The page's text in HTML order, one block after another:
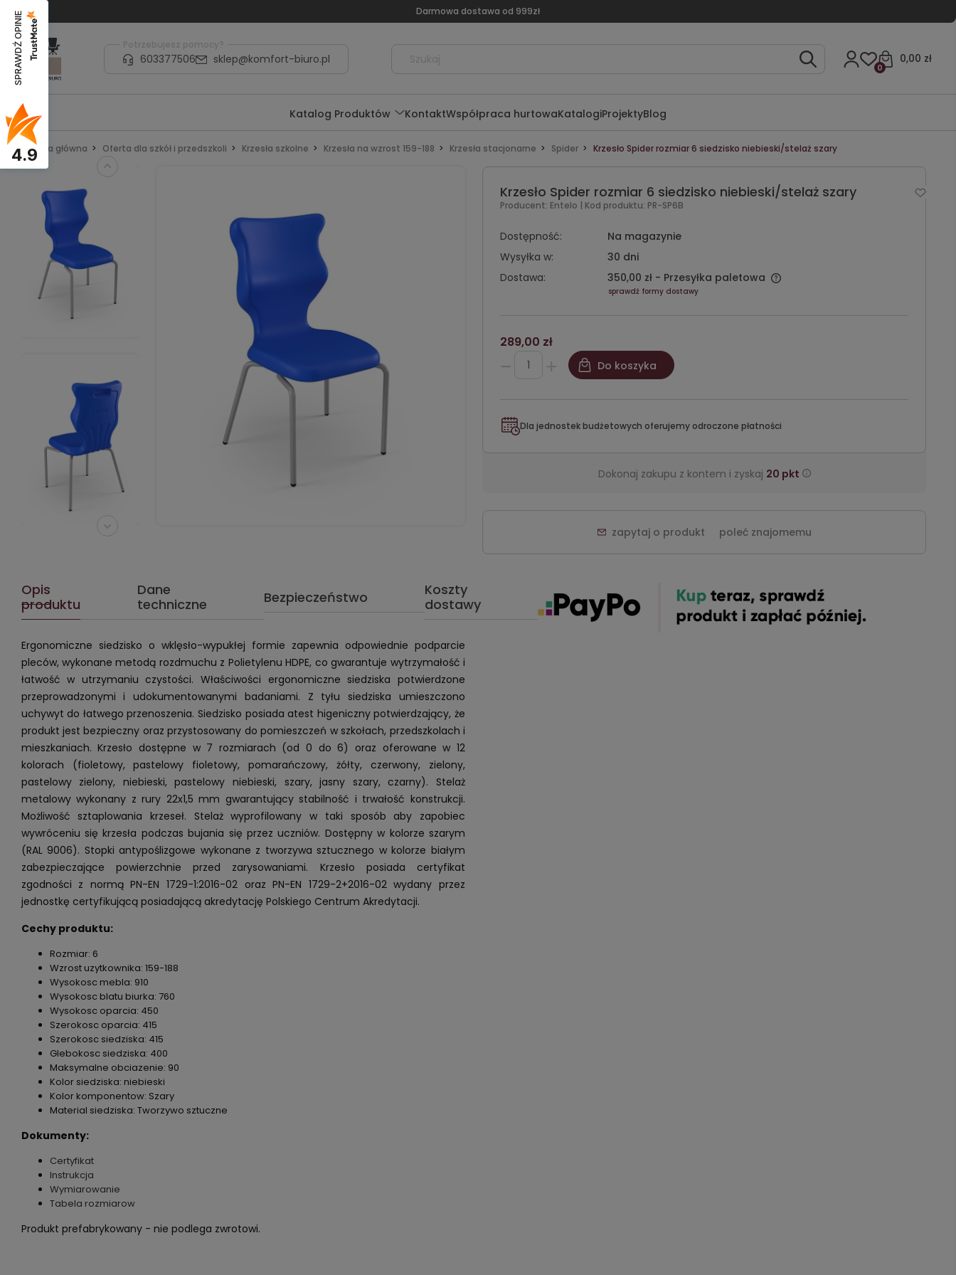
Darmowa dostawa od 999zł
Potrzebujesz pomocy?
603377506 sklep@komfort-biuro.pl 0,00 zł
0
Katalog Produktów KontaktWspółpraca hurtowaKatalogiProjektyBlog
Strona główna Oferta dla szkół i przedszkoli Krzesła szkolne Krzesła na wzrost 159-188 Krzesła stacjonarne Spider Krzesło Spider rozmiar 6 siedzisko niebieski/stelaż szary
Opis
produktu
Dane
techniczne
Bezpieczeństwo
Koszty
dostawy
Ergonomiczne siedzisko o wklęsło-wypukłej formie zapewnia odpowiednie podparcie
pleców, wykonane metodą rozdmuchu z Polietylenu HDPE, co gwarantuje wytrzymałość i
łatwość w utrzymaniu czystości. Właściwości ergonomiczne siedziska potwierdzone
przeprowadzonymi i udokumentowanymi badaniami. Z tyłu siedziska umieszczono
uchywyt do łatwego przenoszenia. Siedzisko posiada atest higeniczny potwierdzający, że
produkt jest bezpieczny oraz przystosowany do pomieszczeń w szkołach, przedszkolach i
mieszkaniach. Krzesło dostępne w 7 rozmiarach (od 0 do 6) oraz oferowane w 12
kolorach (fioletowy, pastelowy fioletowy, pomarańczowy, żółty, czerwony, zielony,
pastelowy zielony, niebieski, pastelowy niebieski, szary, jasny szary, czarny). Stelaż
metalowy wykonany z rury 22x1,5 mm gwarantujący stabilność i trwałość konstrukcji.
Możliwość sztaplowania krzeseł. Stelaż wyprofilowany w taki sposób aby zapobiec
wywróceniu się krzesła podczas bujania się przez uczniów. Dostępny w kolorze szarym
(RAL 9006). Stopki antypoślizgowe wykonane z tworzywa sztucznego w kolorze białym
zabezpieczające powierzchnie przed zarysowaniami. Krzesło posiada certyfikat
zgodności z normą PN-EN 1729-1:2016-02 oraz PN-EN 1729-2+2016-02 wydany przez
jednostkę certyfikującą posiadającą akredytację Polskiego Centrum Akredytacji.
Cechy produktu:
Rozmiar: 6
Wzrost uzytkownika: 159-188
Wysokosc mebla: 910
Wysokosc blatu biurka: 760
Wysokosc oparcia: 450
Szerokosc oparcia: 415
Szerokosc siedziska: 415
Glebokosc siedziska: 400
Maksymalne obciazenie: 90
Kolor siedziska: niebieski
Kolor komponentow: Szary
Material siedziska: Tworzywo sztuczne
Dokumenty:
Certyfikat
Instrukcja
Wymiarowanie
Tabela rozmiarow
Produkt prefabrykowany - nie podlega zwrotowi.
Krzesło Spider rozmiar 6 siedzisko niebieski/stelaż szary
Producent: Entelo | Kod produktu: PR-SP6B
Dostępność:
Na magazynie
Wysyłka w:
30 dni
Dostawa:
350,00 zł - Przesyłka paletowa
sprawdź formy dostawy
289,00 zł
Do koszyka
Dla jednostek budżetowych oferujemy odroczone płatności
Dokonaj zakupu z kontem i zyskaj 20 pkt
zapytaj o produkt poleć znajomemu
SPRAWDŹ OPINIE
4.9